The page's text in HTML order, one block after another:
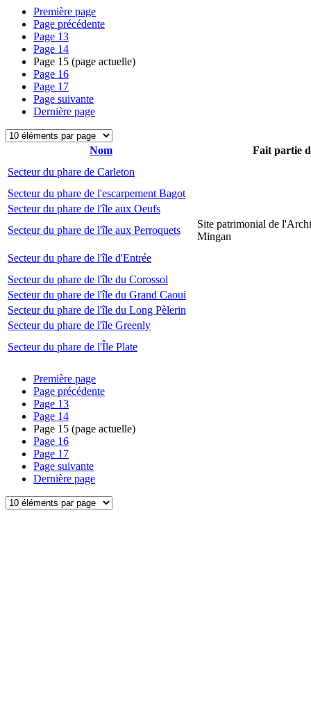
Première page
Page précédente
Page 13
Page 14
Page 15 (page actuelle)
Page 16
Page 17
Page suivante
Dernière page
Nom
Fait partie
Secteur du phare de Carleton
Secteur du phare de l'escarpement Bagot
Secteur du phare de l'île aux Oeufs
Secteur du phare de l'île aux Perroquets
Site patrimonial de
Mingan
Secteur du phare de l'île d'Entrée
Secteur du phare de l'île du Corossol
Secteur du phare de l'île du Grand Caoui
Secteur du phare de l'île du Long Pèlerin
Secteur du phare de l'île Greenly
Secteur du phare de l'Île Plate
Première page
Page précédente
Page 13
Page 14
Page 15 (page actuelle)
Page 16
Page 17
Page suivante
Dernière page